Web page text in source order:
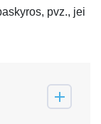
pvz., jei